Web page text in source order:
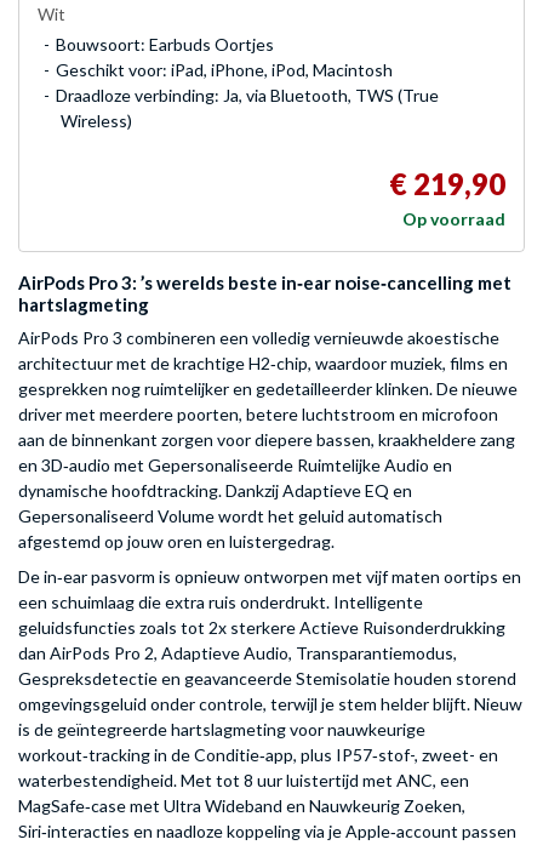
Wit
Bouwsoort: Earbuds Oortjes
Geschikt voor: iPad, iPhone, iPod, Macintosh
Draadloze verbinding: Ja, via Bluetooth, TWS (True
Wireless)
€ 219,90
Op voorraad
AirPods Pro 3: ’s werelds beste in‑ear noise‑cancelling met
hartslagmeting
AirPods Pro 3 combineren een volledig vernieuwde akoestische
architectuur met de krachtige H2‑chip, waardoor muziek, films en
gesprekken nog ruimtelijker en gedetailleerder klinken. De nieuwe
driver met meerdere poorten, betere luchtstroom en microfoon
aan de binnenkant zorgen voor diepere bassen, kraakheldere zang
en 3D‑audio met Gepersonaliseerde Ruimtelijke Audio en
dynamische hoofdtracking. Dankzij Adaptieve EQ en
Gepersonaliseerd Volume wordt het geluid automatisch
afgestemd op jouw oren en luistergedrag.
De in‑ear pasvorm is opnieuw ontworpen met vijf maten oortips en
een schuimlaag die extra ruis onderdrukt. Intelligente
geluidsfuncties zoals tot 2x sterkere Actieve Ruisonderdrukking
dan AirPods Pro 2, Adaptieve Audio, Transparantiemodus,
Gespreksdetectie en geavanceerde Stemisolatie houden storend
omgevingsgeluid onder controle, terwijl je stem helder blijft. Nieuw
is de geïntegreerde hartslagmeting voor nauwkeurige
workout‑tracking in de Conditie‑app, plus IP57‑stof-, zweet- en
waterbestendigheid. Met tot 8 uur luistertijd met ANC, een
MagSafe‑case met Ultra Wideband en Nauwkeurig Zoeken,
Siri‑interacties en naadloze koppeling via je Apple‑account passen